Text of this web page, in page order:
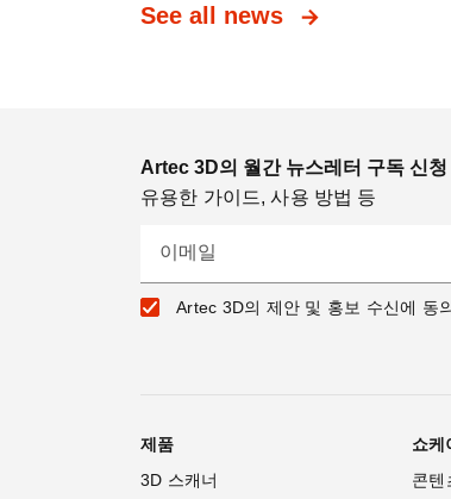
See all news
Artec 3D의 월간 뉴스레터 구독 신청
유용한 가이드, 사용 방법 등
이메일
Artec 3D의 제안 및 홍보 수신에 동
제품
3D 스캐너
쇼케
콘텐